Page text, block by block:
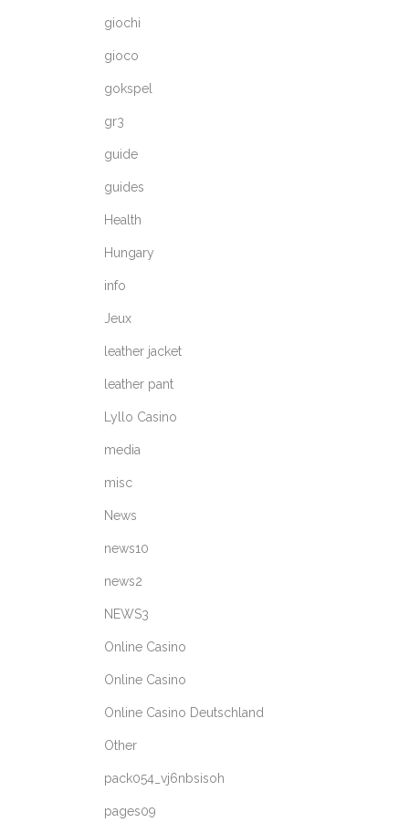
giochi
gioco
gokspel
gr3
guide
guides
Health
Hungary
info
Jeux
leather jacket
leather pant
Lyllo Casino
media
misc
News
news10
news2
NEWS3
Online Casino
Online Casino
Online Casino Deutschland
Other
pack054_vj6nbsisoh
pages09